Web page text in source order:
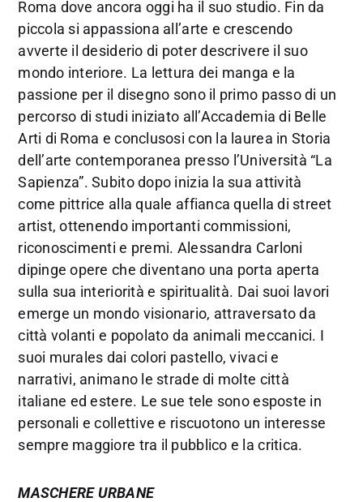
Roma dove ancora oggi ha il suo studio. Fin da
piccola si appassiona all’arte e crescendo
avverte il desiderio di poter descrivere il suo
mondo interiore. La lettura dei manga e la
passione per il disegno sono il primo passo di un
percorso di studi iniziato all’Accademia di Belle
Arti di Roma e conclusosi con la laurea in Storia
dell’arte contemporanea presso l’Università “La
Sapienza”. Subito dopo inizia la sua attività
come pittrice alla quale affianca quella di street
artist, ottenendo importanti commissioni,
riconoscimenti e premi. Alessandra Carloni
dipinge opere che diventano una porta aperta
sulla sua interiorità e spiritualità. Dai suoi lavori
emerge un mondo visionario, attraversato da
città volanti e popolato da animali meccanici. I
suoi murales dai colori pastello, vivaci e
narrativi, animano le strade di molte città
italiane ed estere. Le sue tele sono esposte in
personali e collettive e riscuotono un interesse
sempre maggiore tra il pubblico e la critica.
MASCHERE URBANE